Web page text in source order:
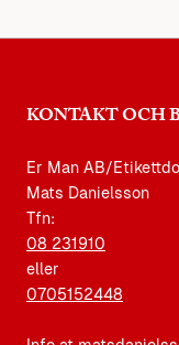
KONTAKT OCH
Er Man AB/
Mats Danielsson
Tfn:
08 231910
eller
0705152448